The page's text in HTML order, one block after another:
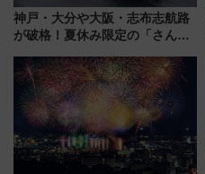
神戸・大分や大阪・志布志航路
が破格！夏休み限定の「さんふ
ート 夕朝食ビュッフェ付きで
快適な船旅はいかが？